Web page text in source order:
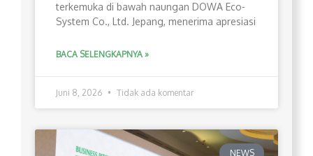
terkemuka di bawah naungan DOWA Eco-
System Co., Ltd. Jepang, menerima apresiasi
BACA SELENGKAPNYA »
Juni 8, 2026 Tidak ada komentar
NEWS